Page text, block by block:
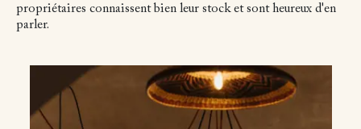
propriétaires connaissent bien leur stock et sont heureux d'en
parler.